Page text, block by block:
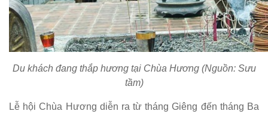
Du khách đang thắp hương tại Chùa Hương (Nguồn: Sưu
tầm)
Lễ hội Chùa Hương diễn ra từ tháng Giêng đến tháng Ba